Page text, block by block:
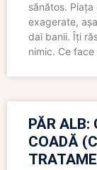
sănătos.
exagerate,
dai banii. Îți
nimic. Ce face
PĂR ALB:
COADĂ